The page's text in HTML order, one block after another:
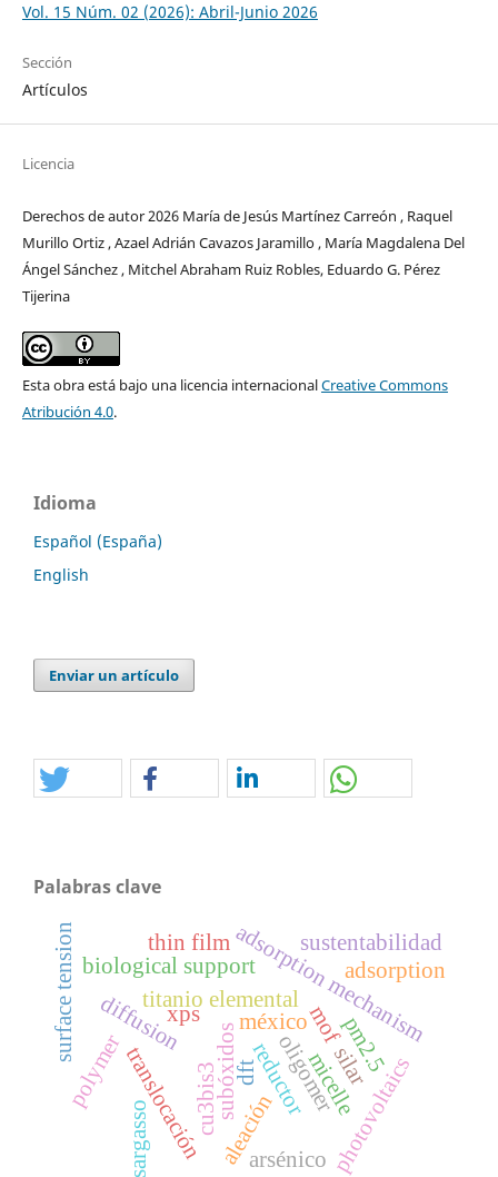
Vol. 15 Núm. 02 (2026): Abril-Junio 2026
Sección
Artículos
Licencia
Derechos de autor 2026 María de Jesús Martínez Carreón , Raquel
Murillo Ortiz , Azael Adrián Cavazos Jaramillo , María Magdalena Del
Ángel Sánchez , Mitchel Abraham Ruiz Robles, Eduardo G. Pérez
Tijerina
Esta obra está bajo una licencia internacionalCreative Commons
Atribución 4.0.
Idioma
Español (España)
English
Enviar un artículo
Palabras clave
mof
dft
adsorption mechanism
reductor
subóxidos
titanio elemental
aleación
biological support
diffusion
surface tension
micelle
thin film
cu3bis3 photovoltaics
pm2.5
xps méxico
arsénico
translocación silar
sustentabilidad
polymer
sargasso
oligomer
adsorption